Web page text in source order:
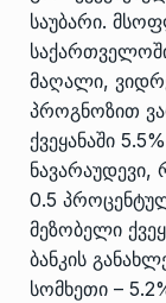
საუბარი.
მაღალი,
პროგნოზით
ქვეყანაში
ნავარაუდევი,
0.5
მეზობელი
ბანკის
სომხეთი –